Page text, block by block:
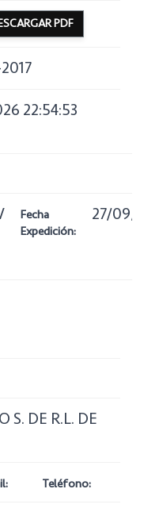
PDF
22:54:53
Fecha
Expedición:
27/09/
S. DE R.L. DE
Teléfono: